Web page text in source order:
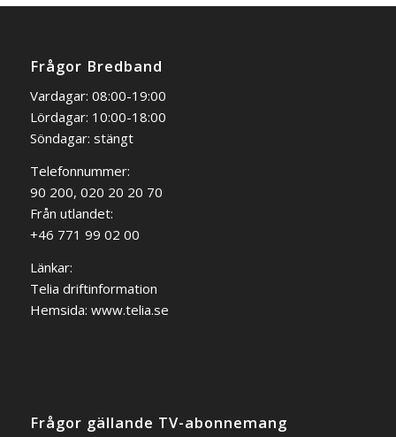
Frågor Bredband
Vardagar: 08:00-19:00
Lördagar: 10:00-18:00
Söndagar: stängt
Telefonnummer:
90 200, 020 20 20 70
Från utlandet:
+46 771 99 02 00
Länkar:
Telia driftinformation
Hemsida: www.telia.se
Frågor gällande TV-abonnemang